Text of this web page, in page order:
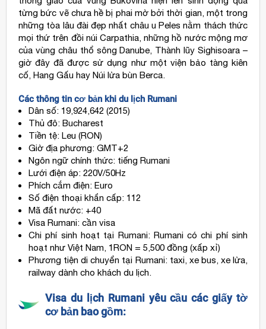
từng bức vẽ chưa hề bị phai mờ bởi thời gian, một trong
những tòa lâu đài đẹp nhất châu u Peles nằm thách thức
mọi thứ trên đồi núi Carpathia, những hồ nước mộng mơ
của vùng châu thổ sông Danube, Thành lũy Sighisoara –
giờ đây đã được sử dụng như một viện bảo tàng kiên
cố, Hang Gấu hay Núi lửa bùn Berca.
Các thông tin cơ bản khi du lịch Rumani
Dân số: 19,924,642 (2015)
Thủ đô: Bucharest
Tiền tệ: Leu (RON)
Giờ địa phương: GMT+2
Ngôn ngữ chính thức: tiếng Rumani
Lưới điện áp: 220V/50Hz
Phích cắm điện: Euro
Số điện thoại khẩn cấp: 112
Mã đất nước: +40
Visa Rumani: cần visa
Chi phí sinh hoạt tại Rumani: Rumani có chi phí sinh
hoạt như Việt Nam, 1RON = 5,500 đồng (xấp xỉ)
Phương tiện di chuyển tại Rumani: taxi, xe bus, xe lửa,
railway dành cho khách du lịch.
Visa du lịch Rumani yêu cầu các giấy tờ
cơ bản bao gồm: